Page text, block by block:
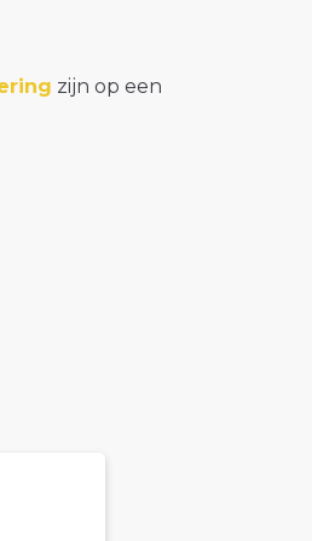
zijn op een